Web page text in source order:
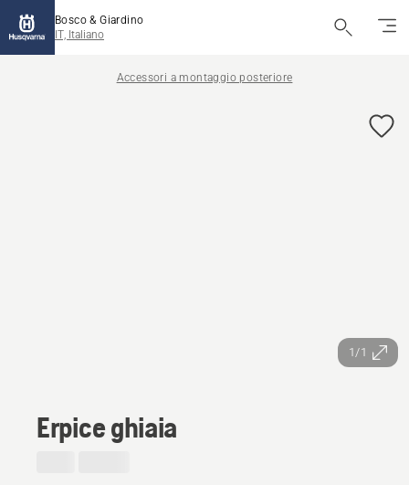
Bosco & Giardino
IT, Italiano
Accessori a montaggio posteriore
1/1
Erpice ghiaia